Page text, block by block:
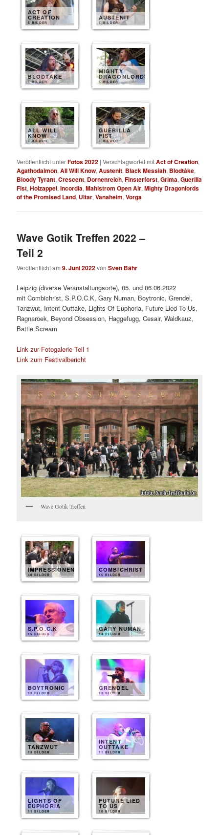
ACT OF
CREATION
5 BILDER
AUSTENIT
5 BILDER
BLODTAKE
5 BILDER
MIGHTY
DRAGONLORDS
5 BILDER
ALL WILL
KNOW
5 BILDER
GUERILLA
FIST
5 BILDER
Veröffentlicht unterFotos 2022 |Verschlagwortet mitAct of Creation,
Agathodaimon,All Will Know,Austenit, Black Messiah, Blodtåke,
Bloody Tyrant,Crescent, Dornenreich,Finsterforst,Grima,Guerilla
Fist,Holzappel,Incordia,Mahlstrom Open Air,Mighty Dragonlords
of the Promised Land, Ultar,Vanaheim,Vorga
Wave Gotik Treffen 2022 –
Teil 2
Veröffentlicht am9. Juni 2022vonSven Bähr
Leipzig (diverse Veranstaltungsorte), 05. und 06.06.2022
mit Combichrist, S.P.O.C.K, Gary Numan, Boytronic, Grendel,
Tanzwut, Intent Outtake, Lights Of Euphoria, Future Lied To Us,
Ragnaröek, Beyond Obsession, Haggefugg, Cesair, Waldkauz,
Battle Scream
Link zur Fotogalerie Teil 1
Link zum Festivalbericht
Wave Gotik Treffen
IMPRESSIONEN
40 BILDER
COMBICHRIST
15 BILDER
S.P.O.C.K
15 BILDER
GARY NUMAN
14 BILDER
BOYTRONIC
13 BILDER
GRENDEL
13 BILDER
TANZWUT
13 BILDER
INTENT
OUTTAKE
11 BILDER
LIGHTS OF
EUPHORIA
11 BILDER
FUTURE LIED
TO US
10 BILDER